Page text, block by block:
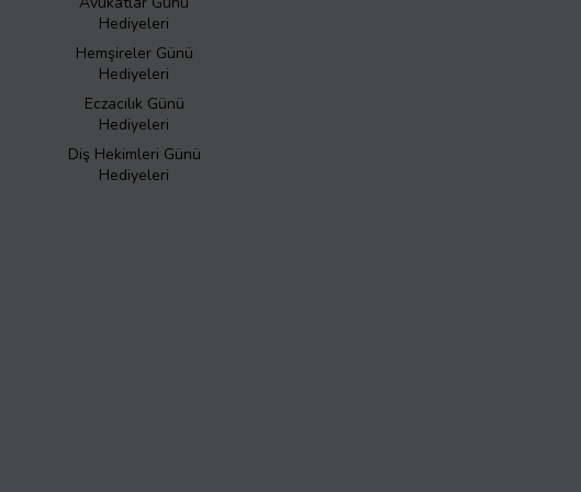
Hediyeleri
Hemşireler Günü
Hediyeleri
Eczacılık Günü
Hediyeleri
Diş Hekimleri Günü
Hediyeleri